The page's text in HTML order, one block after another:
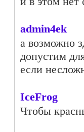
admin4ek
a возможно
допустим
если
IceFrog
Чтобы